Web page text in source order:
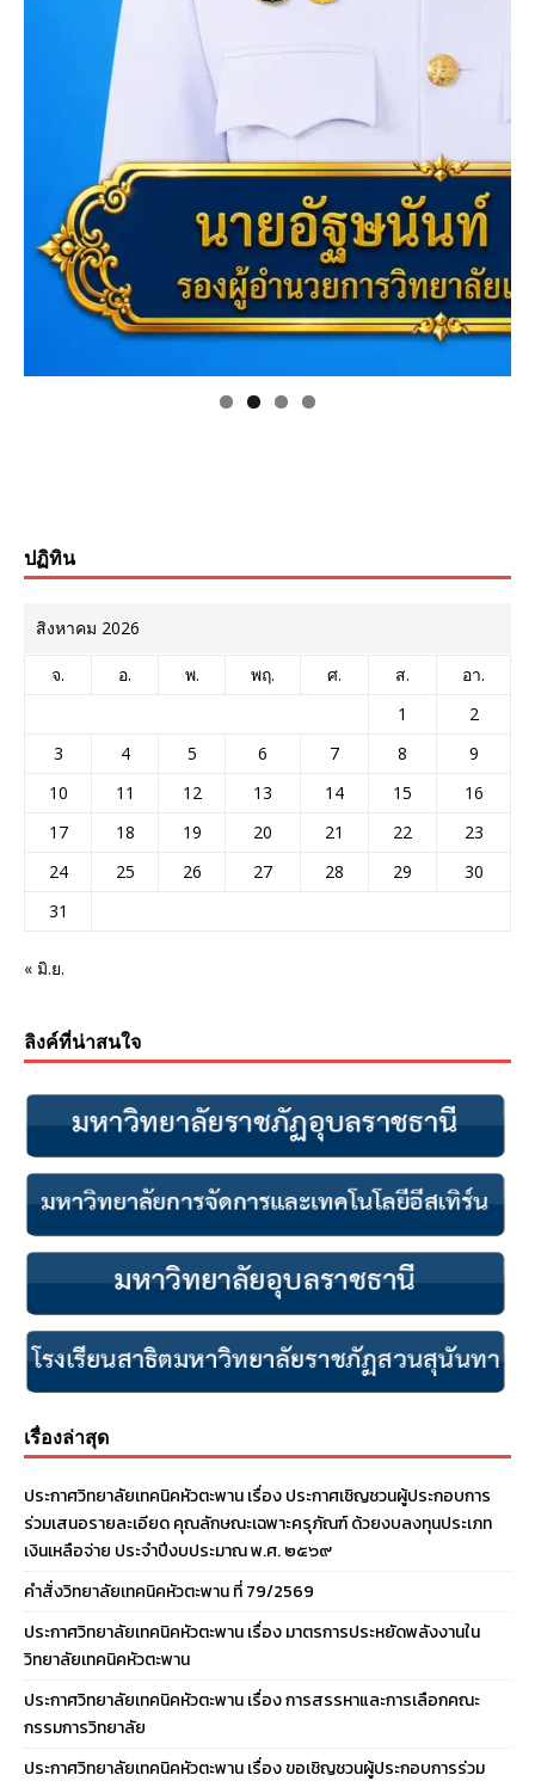
ปฏิทิน
สิงหาคม 2026
จ. อ. พ. พฤ. ศ. ส.
อา.
1
2
3
4 5 6 7 8
9
10
11 12 13 14 15
16
17
18 19 20 21 22
23
24
25 26 27 28 29
30
31
« มิ.ย.
ลิงค์ที่น่าสนใจ
เรื่องล่าสุด
ประกาศวิทยาลัยเทคนิคหัวตะพาน เรื่อง ประกาศเชิญชวนผู้ประกอบการ
ร่วมเสนอรายละเอียด คุณลักษณะเฉพาะครุภัณฑ์ ด้วยงบลงทุนประเภท
เงินเหลือจ่าย ประจําปีงบประมาณ พ.ศ. ๒๕๖๙
คำสั่งวิทยาลัยเทคนิคหัวตะพาน ที่ 79/2569
ประกาศวิทยาลัยเทคนิคหัวตะพาน เรื่อง มาตรการประหยัดพลังงานใน
วิทยาลัยเทคนิคหัวตะพาน
ประกาศวิทยาลัยเทคนิคหัวตะพาน เรื่อง การสรรหาและการเลือกคณะ
กรรมการวิทยาลัย
ประกาศวิทยาลัยเทคนิคหัวตะพาน เรื่อง ขอเชิญชวนผู้ประกอบการร่วม